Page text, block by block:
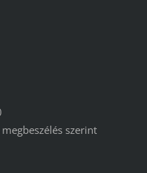
szerint